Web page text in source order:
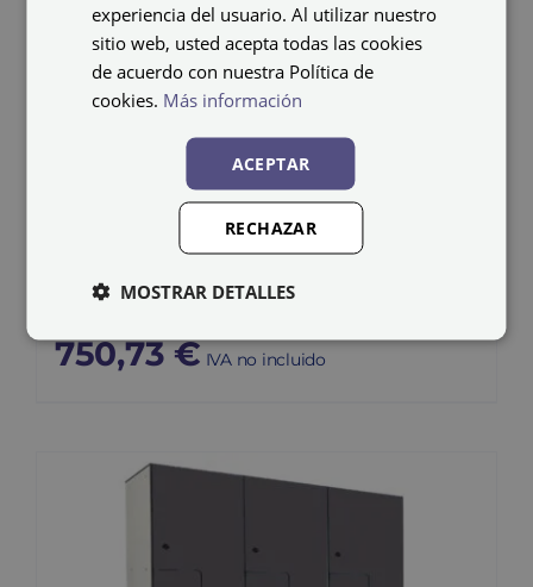
Taquilla fenólica FL-
40/2
750,73€ IVA no incluido
experiencia del usuario. Al utilizar nuestro
sitio web, usted acepta todas las cookies
de acuerdo con nuestra Política de
cookies. Más información
ACEPTAR
RECHAZAR
MOSTRAR DETALLES